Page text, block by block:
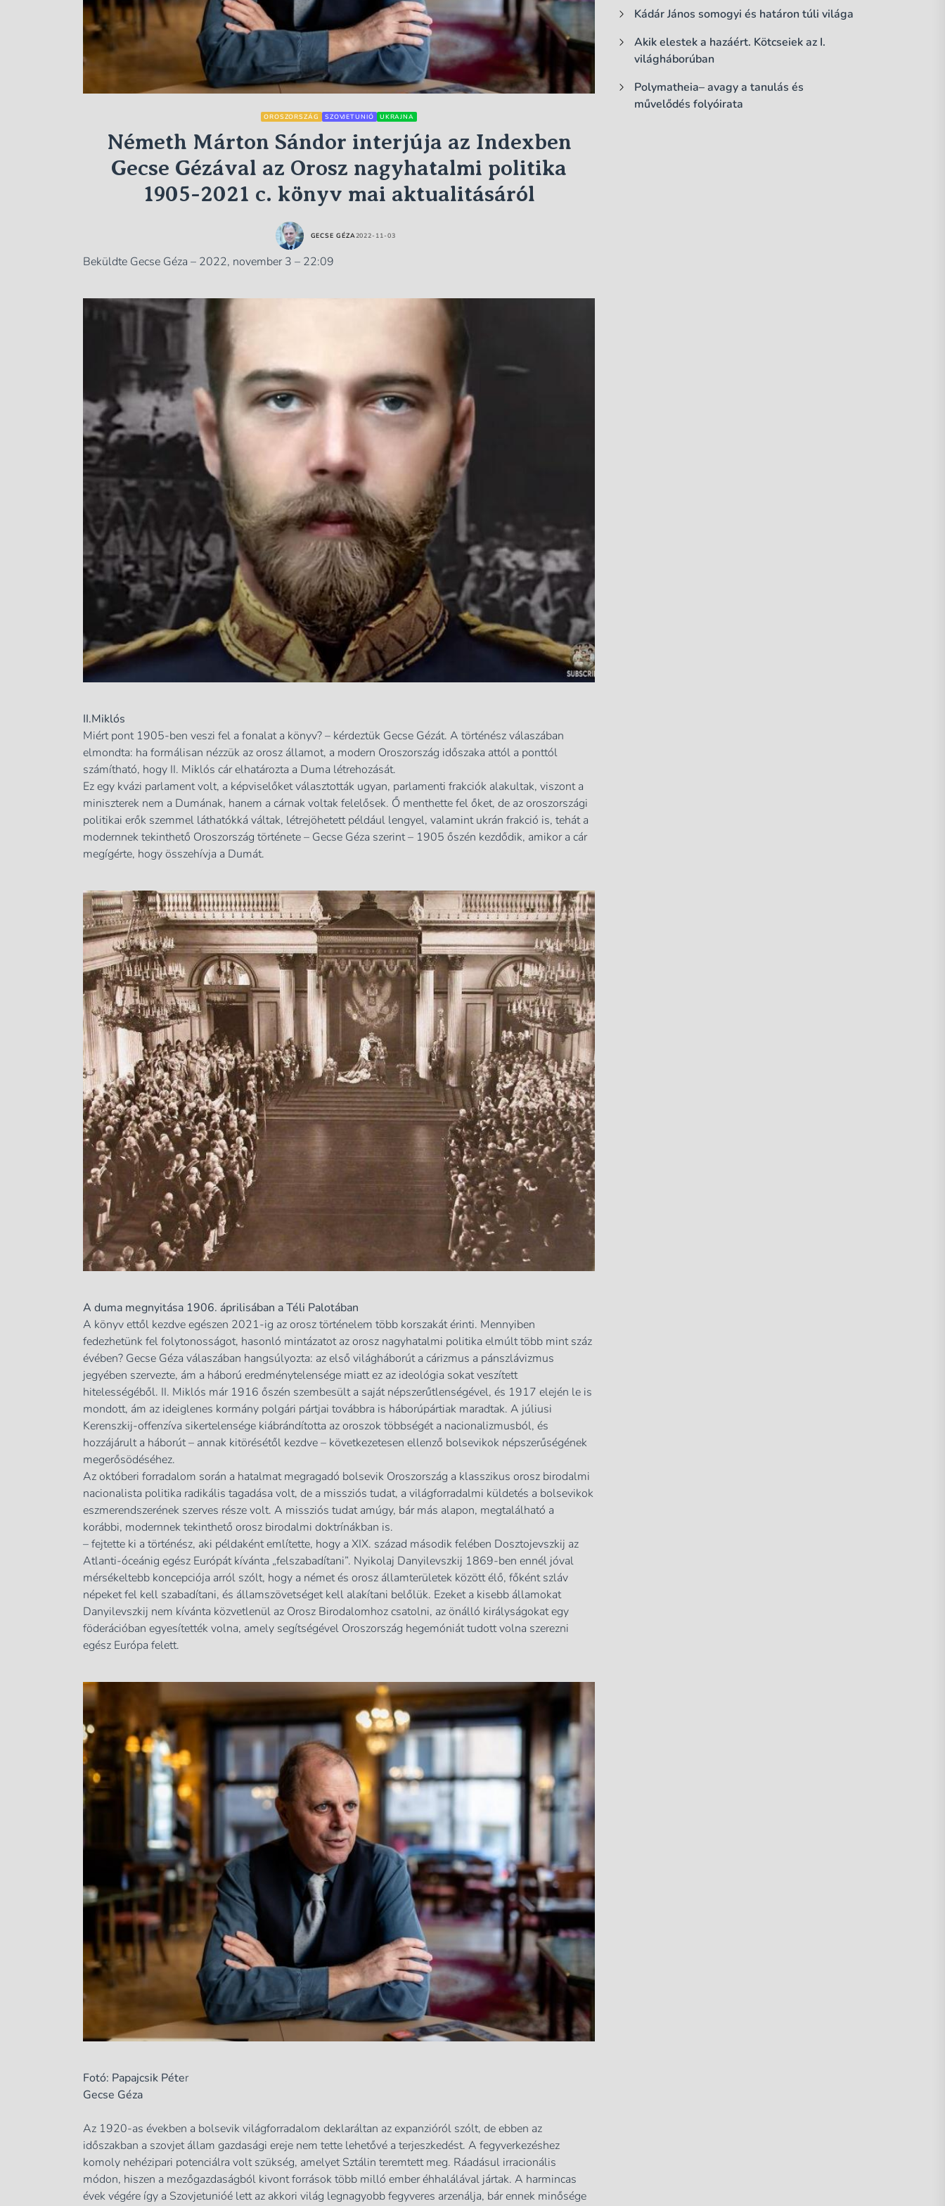
OROSZORSZÁG SZOVJETUNIÓ UKRAJNA
Németh Márton Sándor interjúja az Indexben
Gecse Gézával az Orosz nagyhatalmi politika
1905-2021 c. könyv mai aktualitásáról
GECSE GÉZA2022-11-03
Beküldte Gecse Géza – 2022, november 3 – 22:09
II.Miklós
Miért pont 1905-ben veszi fel a fonalat a könyv? – kérdeztük Gecse Gézát. A történész válaszában
elmondta: ha formálisan nézzük az orosz államot, a modern Oroszország időszaka attól a ponttól
számítható, hogy II. Miklós cár elhatározta a Duma létrehozását.
Ez egy kvázi parlament volt, a képviselőket választották ugyan, parlamenti frakciók alakultak, viszont a
miniszterek nem a Dumának, hanem a cárnak voltak felelősek. Ő menthette fel őket, de az oroszországi
politikai erők szemmel láthatókká váltak, létrejöhetett például lengyel, valamint ukrán frakció is, tehát a
modernnek tekinthető Oroszország története – Gecse Géza szerint – 1905 őszén kezdődik, amikor a cár
megígérte, hogy összehívja a Dumát.
A duma megnyitása 1906. áprilisában a Téli Palotában
A könyv ettől kezdve egészen 2021-ig az orosz történelem több korszakát érinti. Mennyiben
fedezhetünk fel folytonosságot, hasonló mintázatot az orosz nagyhatalmi politika elmúlt több mint száz
évében? Gecse Géza válaszában hangsúlyozta: az első világháborút a cárizmus a pánszlávizmus
jegyében szervezte, ám a háború eredménytelensége miatt ez az ideológia sokat veszített
hitelességéből. II. Miklós már 1916 őszén szembesült a saját népszerűtlenségével, és 1917 elején le is
mondott, ám az ideiglenes kormány polgári pártjai továbbra is háborúpártiak maradtak. A júliusi
Kerenszkij-offenzíva sikertelensége kiábrándította az oroszok többségét a nacionalizmusból, és
hozzájárult a háborút – annak kitörésétől kezdve – következetesen ellenző bolsevikok népszerűségének
megerősödéséhez.
Az októberi forradalom során a hatalmat megragadó bolsevik Oroszország a klasszikus orosz birodalmi
nacionalista politika radikális tagadása volt, de a missziós tudat, a világforradalmi küldetés a bolsevikok
eszmerendszerének szerves része volt. A missziós tudat amúgy, bár más alapon, megtalálható a
korábbi, modernnek tekinthető orosz birodalmi doktrínákban is.
– fejtette ki a történész, aki példaként említette, hogy a XIX. század második felében Dosztojevszkij az
Atlanti-óceánig egész Európát kívánta „felszabadítani”. Nyikolaj Danyilevszkij 1869-ben ennél jóval
mérsékeltebb koncepciója arról szólt, hogy a német és orosz államterületek között élő, főként szláv
népeket fel kell szabadítani, és államszövetséget kell alakítani belőlük. Ezeket a kisebb államokat
Danyilevszkij nem kívánta közvetlenül az Orosz Birodalomhoz csatolni, az önálló királyságokat egy
föderációban egyesítették volna, amely segítségével Oroszország hegemóniát tudott volna szerezni
egész Európa felett.
Fotó: Papajcsik Péter
Gecse Géza
Az 1920-as években a bolsevik világforradalom deklaráltan az expanzióról szólt, de ebben az
időszakban a szovjet állam gazdasági ereje nem tette lehetővé a terjeszkedést. A fegyverkezéshez
komoly nehézipari potenciálra volt szükség, amelyet Sztálin teremtett meg. Ráadásul irracionális
módon, hiszen a mezőgazdaságból kivont források több milló ember éhhalálával jártak. A harmincas
évek végére így a Szovjetunióé lett az akkori világ legnagyobb fegyveres arzenálja, bár ennek minősége
Kádár János somogyi és határon túli világa
Akik elestek a hazáért. Kötcseiek az I.
világháborúban
Polymatheia– avagy a tanulás és
művelődés folyóirata